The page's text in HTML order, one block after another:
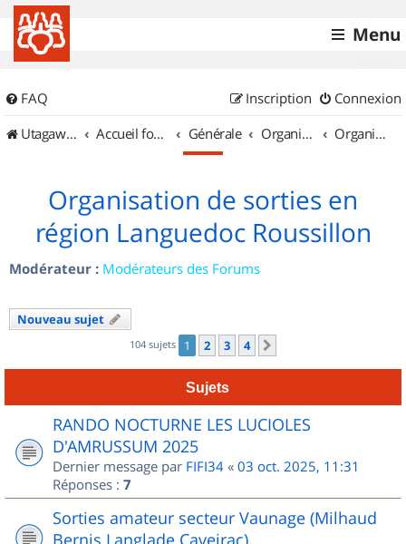
Menu
FAQ Connexion
Inscription
UtagawaVTT (Randos VTT et VTTAE avec traces GPS)
Accueil forum Générale Organisation de sorties & Recherche de partenaires Organisation de sorties en région Languedoc Roussillon
Organisation de sorties en
région Languedoc Roussillon
Modérateur : Modérateurs des Forums
Nouveau sujet
104 sujets 1 2 3 4
Sujets
RANDO NOCTURNE LES LUCIOLES
D'AMRUSSUM 2025
Dernier message par FIFI34 « 03 oct. 2025, 11:31
Réponses : 7
Sorties amateur secteur Vaunage (Milhaud
Bernis Langlade Caveirac)